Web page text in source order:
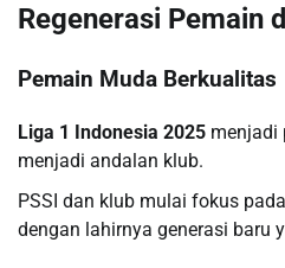
Regenerasi Pemain
Pemain Muda Berkualitas
Liga 1 Indonesia 2025 menjadi
menjadi andalan klub.
PSSI dan klub mulai fokus
dengan lahirnya generasi baru